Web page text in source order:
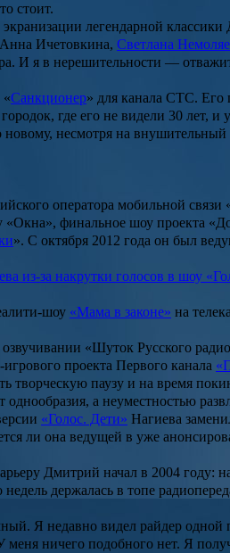
стоит.
легендарной
Анна Ичетовкина, Светлана
И я в нерешительности —
«Санкционер» для канала СТС.
где его не видели 30 лет,
новому, несмотря на
оператора мобильной
«Окна», финальное шоу проекта
». С октября 2012 года он был
из-за накрутки голосов в шоу
шоу «Мама в законе» на
озвучивании «Шуток Русского
проекта Первого канала
творческую паузу и на время
а неуместностью
«Голос. Дети» Нагиева
ли она ведущей в уже
Дмитрий начал в 2004 году:
держалась в топе
Я недавно видел райдер одной
ничего подобного нет. Я